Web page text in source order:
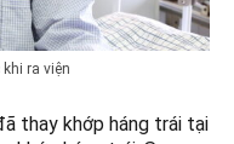
ra viện
thay khớp háng trái tại